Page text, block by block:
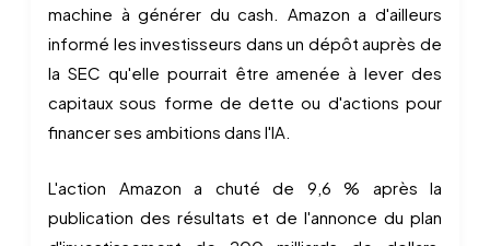
machine à générer du cash. Amazon a d'ailleurs
informé les investisseurs dans un dépôt auprès de
la SEC qu'elle pourrait être amenée à lever des
capitaux sous forme de dette ou d'actions pour
financer ses ambitions dans l'IA.
L'action Amazon a chuté de 9,6 % après la
publication des résultats et de l'annonce du plan